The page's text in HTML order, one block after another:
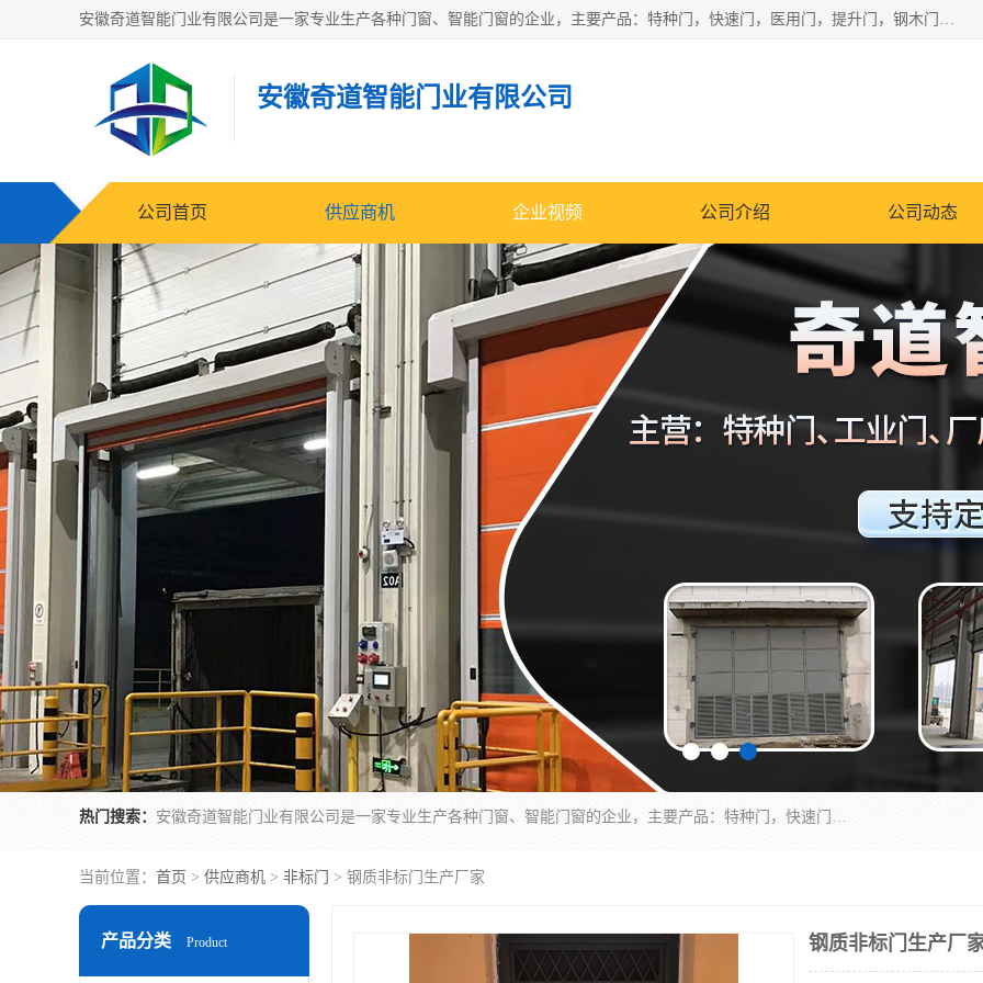
安徽奇道智能门业有限公司是一家专业生产各种门窗、智能门窗的企业，主要产品：特种门，快速门，医用门，提升门，钢木门，智能道闸，钢大门，平移门，卷帘门，保温门，钢制自由门，防火门等，欢迎前来咨询采购。
安徽奇道智能门业有限公司
公司首页 供应商机 企业视频 公司介绍 公司动态
热门搜索： 安徽奇道智能门业有限公司是一家专业生产各种门窗、智能门窗的企业，主要产品：特种门，快速门，医用门，提升门，钢木门，智能道闸，钢大门，平移门，卷帘门，保温门，钢制自由门，防火门等，欢迎前来咨询采购。
当前位置： 首页 > 供应商机 > 非标门 > 钢质非标门生产厂家
产品分类 Product 钢质非标门生产厂